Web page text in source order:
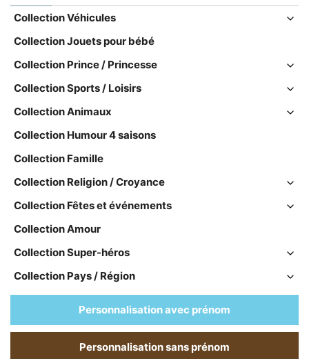
Collection Véhicules
Collection Jouets pour bébé
Collection Prince / Princesse
Collection Sports / Loisirs
Collection Animaux
Collection Humour 4 saisons
Collection Famille
Collection Religion / Croyance
Collection Fêtes et événements
Collection Amour
Collection Super-héros
Collection Pays / Région
Personnalisation avec prénom
Personnalisation sans prénom